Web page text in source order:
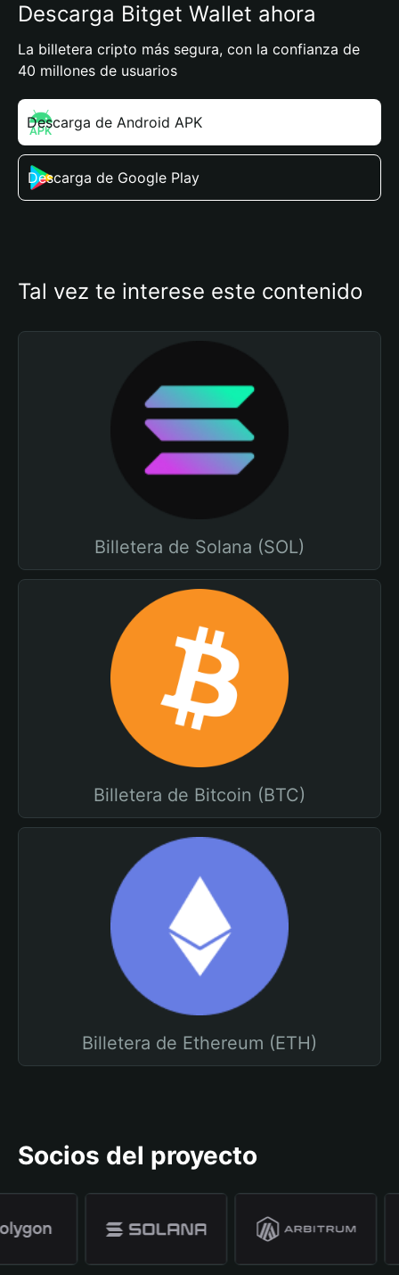
Descarga Bitget Wallet ahora
La billetera cripto más segura, con la confianza de
40 millones de usuarios
Descarga de Android APK
Descarga de Google Play
Tal vez te interese este contenido
Billetera de Solana (SOL)
Billetera de Bitcoin (BTC)
Billetera de Ethereum (ETH)
Socios del proyecto